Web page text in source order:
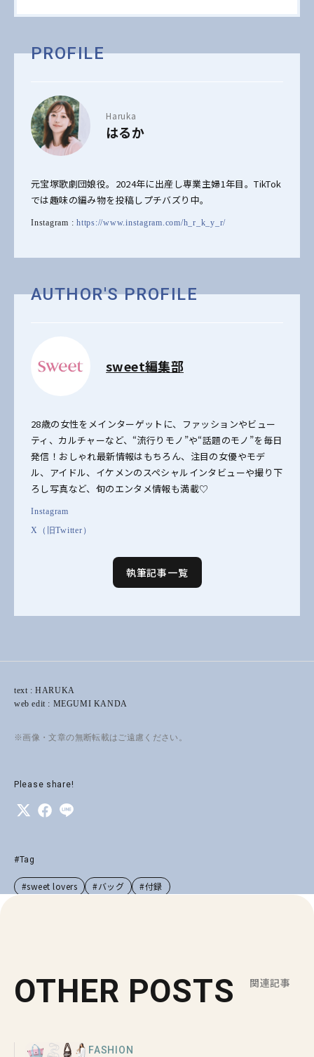
PROFILE
Haruka
はるか
元宝塚歌劇団娘役。2024年に出産し専業主婦1年目。TikTok
では趣味の編み物を投稿しプチバズり中。
Instagram : https://www.instagram.com/h_r_k_y_r/
AUTHOR'S PROFILE
sweet編集部
28歳の女性をメインターゲットに、ファッションやビュー
ティ、カルチャーなど、“流行りモノ”や“話題のモノ”を毎日
発信！おしゃれ最新情報はもちろん、注目の女優やモデ
ル、アイドル、イケメンのスペシャルインタビューや撮り下
ろし写真など、旬のエンタメ情報も満載♡
Instagram
X（旧Twitter）
執筆記事一覧
text : HARUKA
web edit : MEGUMI KANDA
※画像・文章の無断転載はご遠慮ください。
Please share!
#Tag
#sweet lovers #バッグ #付録
OTHER POSTS 関連記事
FASHION